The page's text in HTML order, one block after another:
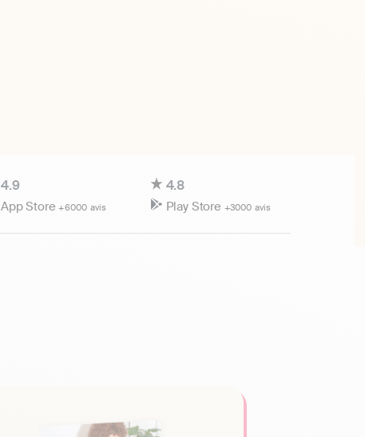
4.9
App Store+6000 avis
4.8
Play Store +3000 avis